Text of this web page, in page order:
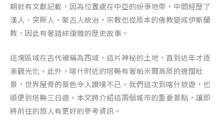
期就有文獻記載，因為位置處在中亞的紛爭地帶，中間經歷了
漢人、突厥人、蒙古人統治，宗教也從原本的佛教變成伊斯蘭
教，因此有著錯綜復雜的歷史故事。
這塊區域在古代被稱為西域，這片神秘的土地，直到近年才逐
漸觀光化。此外，喀什附近的塔縣有著帕米爾高原的遼闊壯
景，世界屋脊的景色令人讚嘆不已。我們這次到喀什旅遊，也
順便到塔縣三日遊。本文將介紹這兩個城市的重要景點，讓即
將前往的旅人有更好的參考資訊。